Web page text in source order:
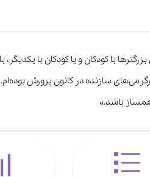
با کودکان و یا کودکان با
سازنده در کانون پرورش
باشد.»